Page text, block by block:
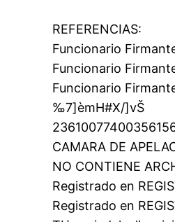
REFERENCIAS:
Funcionario
Funcionario
Funcionario
‰7]èmH#X/]vŠ
CAMARA DE
NO CONTIENE
Registrado en
Registrado en